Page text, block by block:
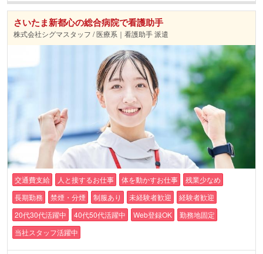
さいたま新都心の総合病院で看護助手
株式会社シグマスタッフ / 医療系｜看護助手 派遣
交通費支給 人と接するお仕事 体を動かすお仕事
残業少なめ
長期勤務
禁煙・分煙 制服あり 未経験者歓迎
経験者歓迎
20代30代活躍中
40代50代活躍中 Web登録OK
勤務地固定
当社スタッフ活躍中